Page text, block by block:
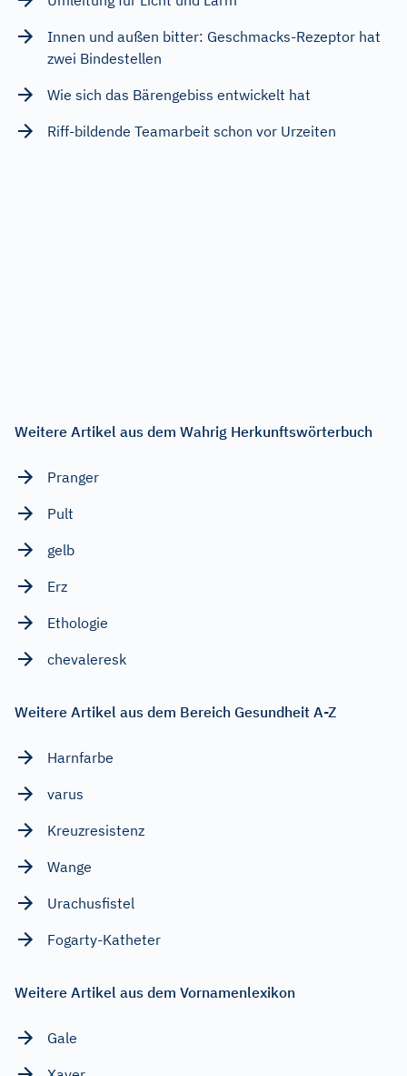
Innen und außen bitter: Geschmacks-Rezeptor hat
zwei Bindestellen
Wie sich das Bärengebiss entwickelt hat
Riff-bildende Teamarbeit schon vor Urzeiten
Weitere Artikel aus dem Wahrig Herkunftswörterbuch
Pranger
Pult
gelb
Erz
Ethologie
chevaleresk
Weitere Artikel aus dem Bereich Gesundheit A-Z
Harnfarbe
varus
Kreuzresistenz
Wange
Urachusfistel
Fogarty-Katheter
Weitere Artikel aus dem Vornamenlexikon
Gale